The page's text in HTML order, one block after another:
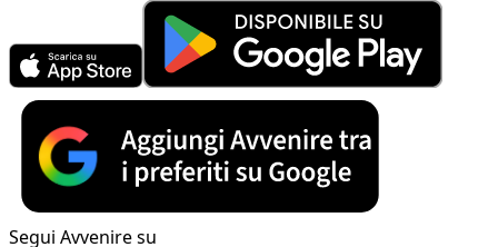
Segui Avvenire su